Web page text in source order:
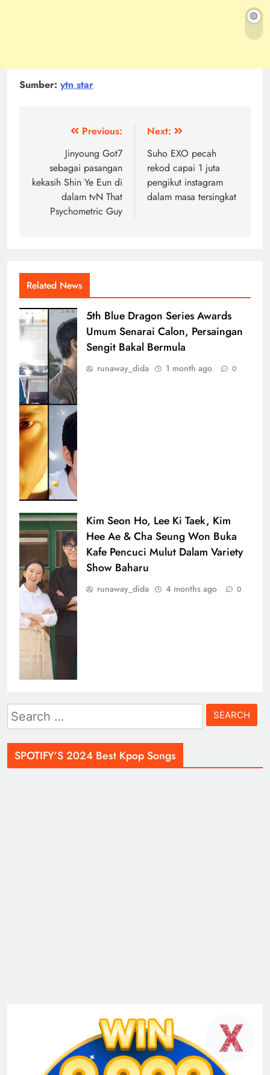
Sumber: ytn star
navigation
Previous:
Jinyoung Got7
sebagai pasangan
kekasih Shin Ye Eun di
dalam tvN That
Psychometric Guy
Next:
Suho EXO pecah
rekod capai 1 juta
pengikut instagram
dalam masa tersingkat
Related News
5th Blue Dragon Series Awards
Umum Senarai Calon, Persaingan
Sengit Bakal Bermula
runaway_dida 1 month ago 0
Kim Seon Ho, Lee Ki Taek, Kim
Hee Ae & Cha Seung Won Buka
Kafe Pencuci Mulut Dalam Variety
Show Baharu
runaway_dida 4 months ago 0
Search
for:
SPOTIFY’S 2024 Best Kpop Songs